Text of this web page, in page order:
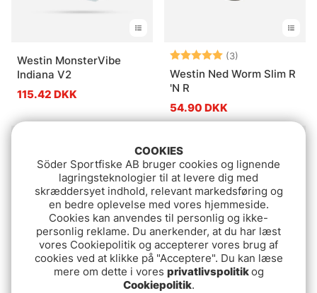
Westin MonsterVibe
Indiana V2
115.42 DKK
Vurdering: (3)
Westin Ned Worm Slim R
'N R
54.90 DKK
Vurdering:
4.4 ud af 5 stjernerVurdering:
5.0 ud af 5
COOKIES
Söder Sportfiske AB bruger cookies og lignende
lagringsteknologier til at levere dig med
skræddersyet indhold, relevant markedsføring og
en bedre oplevelse med vores hjemmeside.
Cookies kan anvendes til personlig og ikke-
personlig reklame. Du anerkender, at du har læst
vores Cookiepolitik og accepterer vores brug af
cookies ved at klikke på "Acceptere". Du kan læse
mere om dette i vores privatlivspolitikog
Cookiepolitik.